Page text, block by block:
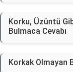
Korku, Üzüntü
Bulmaca Cevabı
Korkak Olmayan